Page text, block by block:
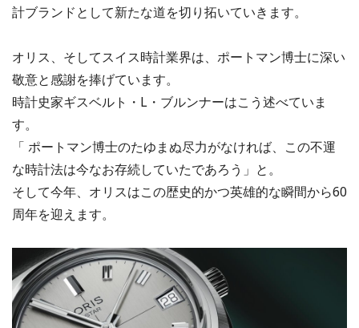
計ブランドとして新たな道を切り拓いていきます。
オリス、そしてスイス時計業界は、ポートマン博士に深い
敬意と感謝を捧げています。
時計史家ギスベルト・L・ブルンナーはこう述べていま
す。
「 ポートマン博士のたゆまぬ尽力がなければ、この不運
な時計法は今なお存続していたであろう」と。
そして今年、オリスはこの歴史的かつ英雄的な瞬間から60
周年を迎えます。